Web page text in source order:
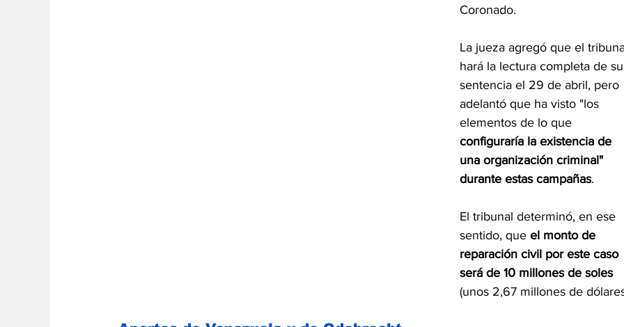
Coronado.
La jueza agregó que el
hará la lectura completa de
sentencia el 29 de abril, pero
adelantó que ha visto "los
elementos de lo que
configuraría la existencia de
una organización criminal"
durante estas campañas.
El tribunal determinó, en ese
sentido, que el monto de
reparación civil por este caso
será de 10 millones de soles
(unos 2,67 millones de